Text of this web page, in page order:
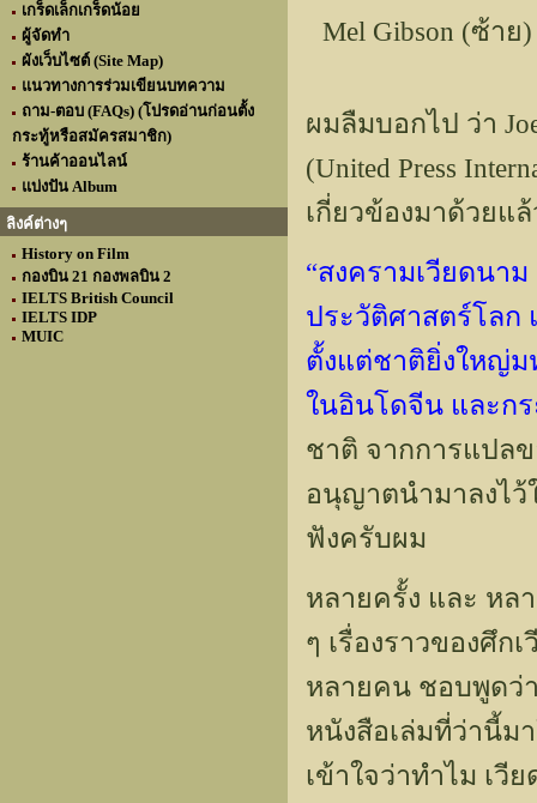
เกร็ดเล็กเกร็ดน้อย
ผู้จัดทำ
ผังเว็บไซต์ (Site Map)
แนวทางการร่วมเขียนบทความ
ถาม-ตอบ (FAQs) (โปรดอ่านก่อนตั้ง
กระทู้หรือสมัครสมาชิก)
ร้านค้าออนไลน์
แบ่งปัน Album
ลิงค์ต่างๆ
History on Film
กองบิน 21 กองพลบิน 2
IELTS British Council
IELTS IDP
MUIC
Mel Gibson (ซ้า
ผมลืมบอกไป ว่า
(United Press
เกี่ยวข้องมาด้วยแ
“สงครามเวียดนา
ประวัติศาสตร์โลก
ตั้งแต่ชาติยิ่งใหญ่ม
ในอินโดจีน และก
ชาติ จากการแปล
อนุญาตนำมาลงไว้
ฟังครับผม
หลายครั้ง และ หล
ๆ เรื่องราวของศึก
หลายคน ชอบพูดว่
หนังสือเล่มที่ว่านี้
เข้าใจว่าทำไม เ